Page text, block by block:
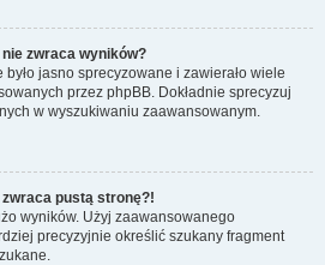
zwraca wyników?
jasno sprecyzowane i zawierało wiele
przez phpBB. Dokładnie sprecyzuj
w wyszukiwaniu zaawansowanym.
pustą stronę?!
wyników. Użyj zaawansowanego
precyzyjnie określić szukany fragment